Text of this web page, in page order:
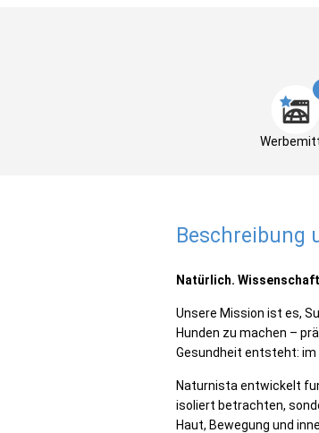
Beschreibung
Natürlich.
Unsere Mission ist es,
Hunden zu machen –
Gesundheit entsteht: im
Naturnista entwickelt
isoliert betrachten,
Haut, Bewegung und